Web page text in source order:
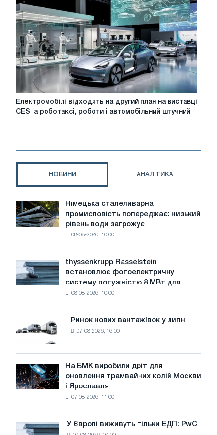
штучним
інтелектом
на
заводах
в
США,
оскільки
Трампа
на
прибуток
Електромобілі
відходять
на
і
автомобільний
визначають
майбутні
тенденції
Електромобілі відходять на другий план на виставці
CES, а роботаксі, роботи і автомобільний штучний
НОВИНИ АНАЛІТИКА
Німецька
сталеливарна
промисловість
води
загрожує
Німецька сталеливарна
промисловість попереджає: низький
рівень води загрожує
08-08-2026, 10:00
thyssenkrupp
Rasselstein
встановлює
фотоелектричну
цілей
декарбонізації
thyssenkrupp Rasselstein
встановлює фотоелектричну
систему потужністю 8 МВт для
08-08-2026, 10:00
Ринок
нових
вантажівок
у
липні
Ринок нових вантажівок у липні
07-08-2026, 16:00
На
БМК
виробили
трамвайних
На БМК виробили дріт для
оновлення трамвайних колій Москви
і Ярославля
07-08-2026, 11:00
У Європі виживуть тільки ЕДП: PwC